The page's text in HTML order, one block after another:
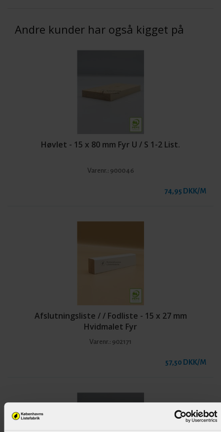
Andre kunder har også kigget på
Høvlet - 15 x 80 mm Fyr U / S 1-2 List.
Varenr.: 900046
74,95 DKK/M
Afslutningsliste / / Fodliste - 15 x 27 mm
Hvidmalet Fyr
Varenr.: 902171
57,50 DKK/M